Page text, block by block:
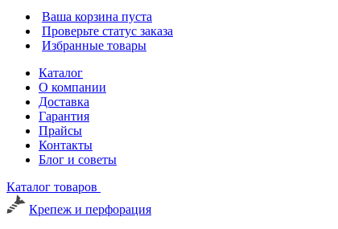
Ваша корзина пуста
Проверьте статус заказа
Избранные товары
Каталог
О компании
Доставка
Гарантия
Прайсы
Контакты
Блог и советы
Каталог товаров
Крепеж и перфорация